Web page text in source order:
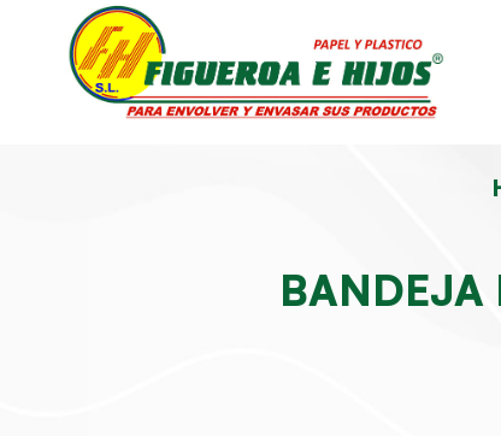
BANDEJA